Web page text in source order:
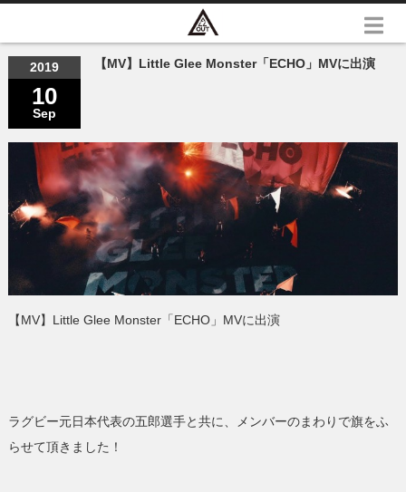
2019
10
Sep
【MV】Little Glee Monster「ECHO」MVに出演
【MV】Little Glee Monster「ECHO」MVに出演
ラグビー元日本代表の五郎選手と共に、メンバーのまわりで旗をふ
らせて頂きました！